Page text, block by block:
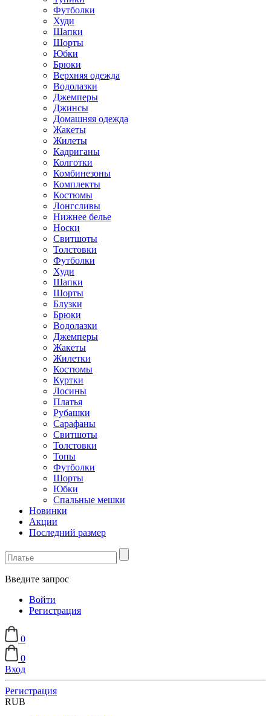
Футболки
Худи
Шапки
Шорты
Юбки
Брюки
Верхняя одежда
Водолазки
Джемперы
Джинсы
Домашняя одежда
Жакеты
Жилеты
Кадриганы
Колготки
Комбинезоны
Комплекты
Костюмы
Лонгсливы
Нижнее белье
Носки
Свитшоты
Толстовки
Футболки
Худи
Шапки
Шорты
Блузки
Брюки
Водолазки
Джемперы
Жакеты
Жилетки
Костюмы
Куртки
Лосины
Платья
Рубашки
Сарафаны
Свитшоты
Толстовки
Топы
Футболки
Шорты
Юбки
Спальные мешки
Новинки
Акции
Последний размер
Введите запрос
Войти
Регистрация
0
0
Вход
Регистрация
RUB